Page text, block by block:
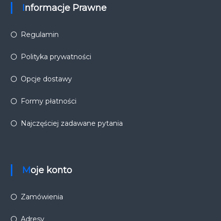
Informacje Prawne
Regulamin
Polityka prywatności
Opcje dostawy
Formy płatności
Najczęściej zadawane pytania
Moje konto
Zamówienia
Adresy